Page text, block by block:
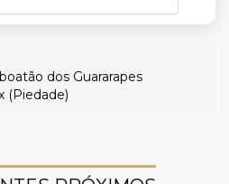
dos Guararapes
(Piedade)